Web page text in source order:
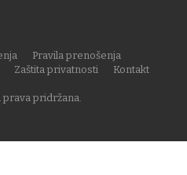
pridržana.
Pravila prenošenja
Zaštita privatnosti
Kontakt